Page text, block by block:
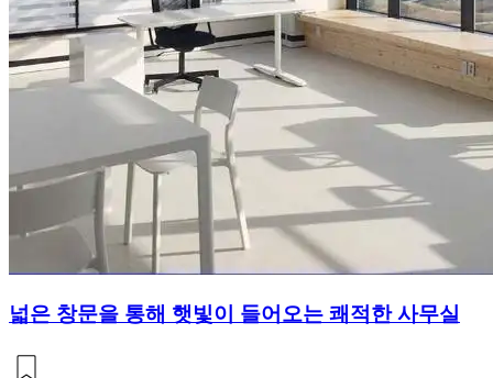
넓은 창문을 통해 햇빛이 들어오는 쾌적한 사무실